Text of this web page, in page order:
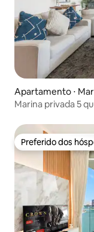
Apartamento ⋅
Marina privada 5
Preferido dos
Preferido dos